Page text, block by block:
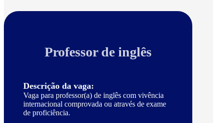
Professor de inglês
Descrição da vaga:
Vaga para professor(a) de inglês com vivência
internacional comprovada ou através de exame
de proficiência.